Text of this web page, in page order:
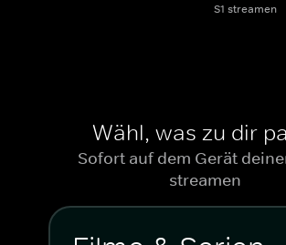
S1 streamen
Wähl, was zu dir
Sofort auf dem Gerät
streamen